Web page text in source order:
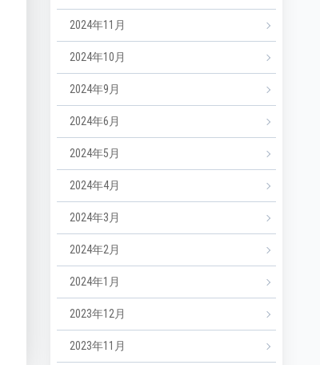
2024年11月
2024年10月
2024年9月
2024年6月
2024年5月
2024年4月
2024年3月
2024年2月
2024年1月
2023年12月
2023年11月